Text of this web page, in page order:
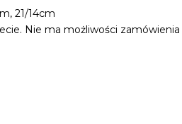
21/14cm
Nie ma możliwości zamówienia